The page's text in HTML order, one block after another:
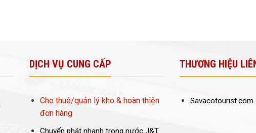
DỊCH VỤ CUNG CẤP
Cho thuê/quản lý kho & hoàn thiện
đơn hàng
Chuyển phát nhanh trong nước J&T
THƯƠNG HIỆU
Savacotourist.com